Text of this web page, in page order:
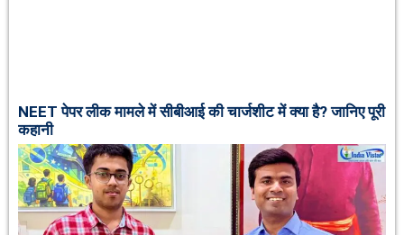
NEET पेपर लीक मामले में सीबीआई की चार्जशीट में क्या है? जानिए पूरी
कहानी